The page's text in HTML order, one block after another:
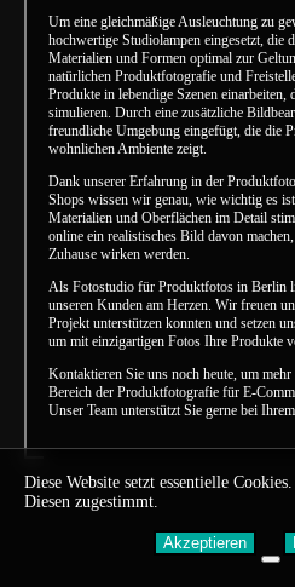
Um eine gleichmäßige Ausleuchtung zu
hochwertige Studiolampen eingesetzt, die
Materialien und Formen optimal zur
natürlichen Produktfotografie und
Produkte in lebendige Szenen einarbeiten,
simulieren. Durch eine zusätzliche
freundliche Umgebung eingefügt, die die
wohnlichen Ambiente zeigt.
Dank unserer Erfahrung in der
Shops wissen wir genau, wie wichtig es
Materialien und Oberflächen im Detail
online ein realistisches Bild davon
Zuhause wirken werden.
Als Fotostudio für Produktfotos in Berlin
unseren Kunden am Herzen. Wir freuen
Projekt unterstützen konnten und setzen
um mit einzigartigen Fotos Ihre Produkte
Kontaktieren Sie uns noch heute, um
Bereich der Produktfotografie für E-
Unser Team unterstützt Sie gerne bei
Diese Website setzt essentielle
Diesen zugestimmt.
Akzeptieren